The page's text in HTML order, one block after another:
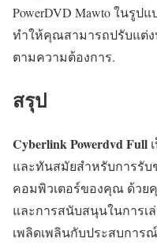
PowerDVD Mawto ในรูป
ทำให้คุณสามารถปรับแต่
ตามความต้องการ.
สรุป
Cyberlink Powerdvd Full
และทันสมัยสำหรับการรั
คอมพิวเตอร์ของคุณ ด้ว
และการสนับสนุนในการ
เพลิดเพลินกับประสบการ